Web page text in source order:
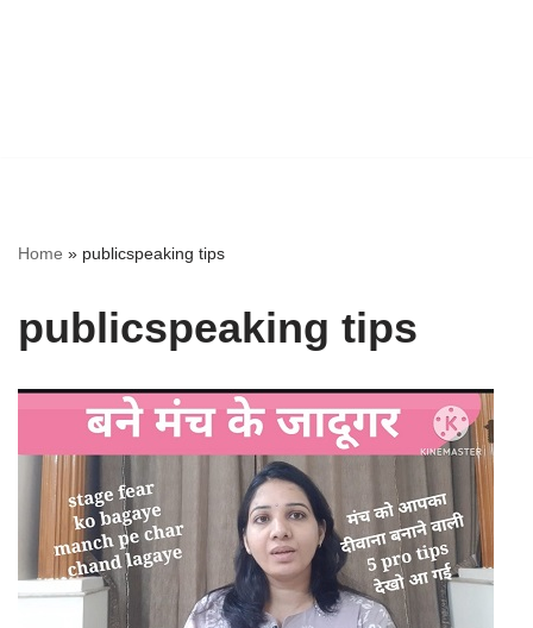
Home » publicspeaking tips
publicspeaking tips